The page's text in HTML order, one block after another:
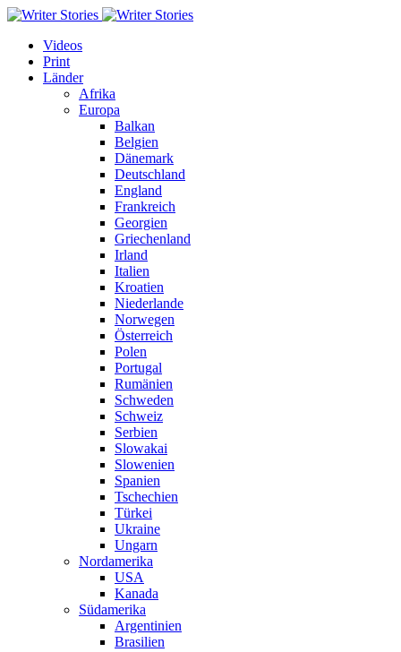
Videos
Print
Länder
Afrika
Europa
Balkan
Belgien
Dänemark
Deutschland
England
Frankreich
Georgien
Griechenland
Irland
Italien
Kroatien
Niederlande
Norwegen
Österreich
Polen
Portugal
Rumänien
Schweden
Schweiz
Serbien
Slowakai
Slowenien
Spanien
Tschechien
Türkei
Ukraine
Ungarn
Nordamerika
USA
Kanada
Südamerika
Argentinien
Brasilien